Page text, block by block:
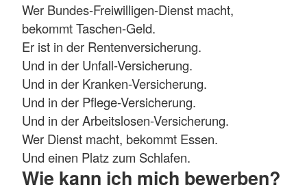
Wer Bundes-Freiwilligen-Dienst macht,
bekommt Taschen-Geld.
Er ist in der Rentenversicherung.
Und in der Unfall-Versicherung.
Und in der Kranken-Versicherung.
Und in der Pflege-Versicherung.
Und in der Arbeitslosen-Versicherung.
Wer Dienst macht, bekommt Essen.
Und einen Platz zum Schlafen.
Wie kann ich mich bewerben?